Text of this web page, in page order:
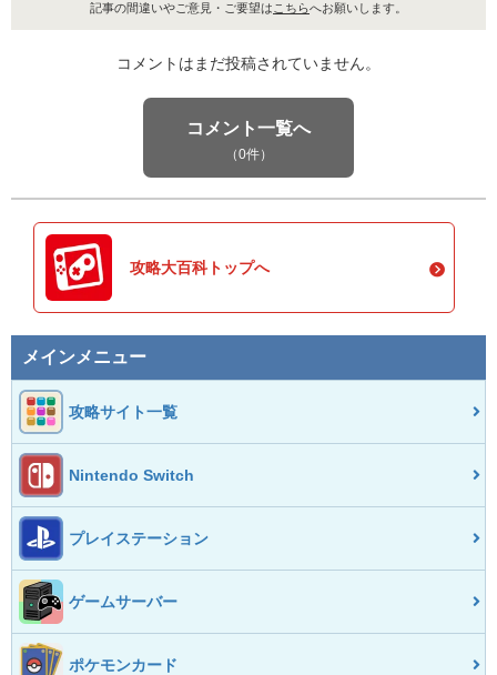
記事の間違いやご意見・ご要望は こちらへお願いします。
コメントはまだ投稿されていません。
コメント一覧へ
（0件）
攻略大百科トップへ
メインメニュー
攻略サイト一覧
Nintendo Switch
プレイステーション
ゲームサーバー
ポケモンカード